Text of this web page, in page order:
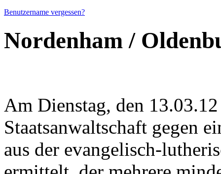
Benutzername vergessen?
Nordenham /
Am Dienstag, den
Staatsanwaltschaft gegen
aus der evangelisch-